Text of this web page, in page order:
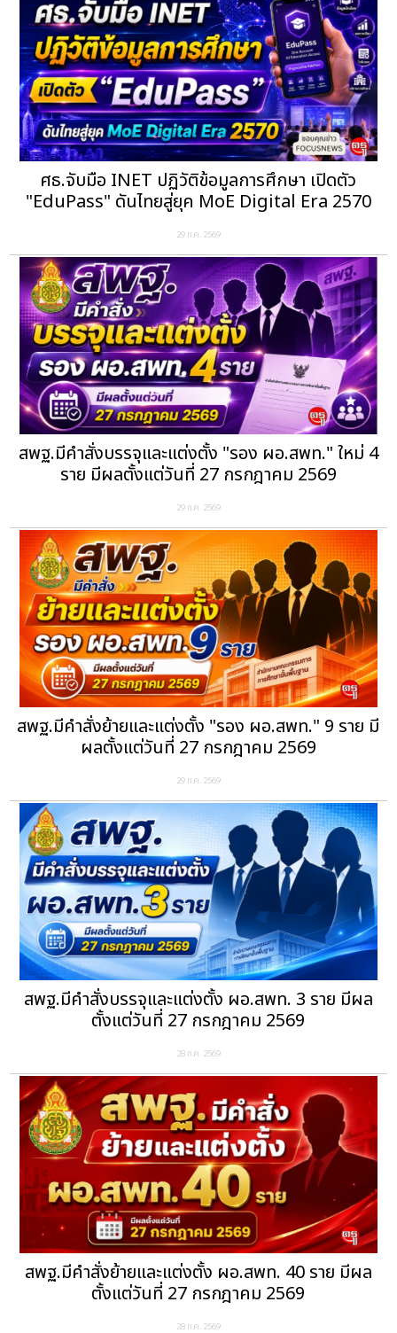
ศธ.จับมือ INET ปฏิวัติข้อมูลการศึกษา เปิดตัว
"EduPass" ดันไทยสู่ยุค MoE Digital Era 2570
29 ก.ค. 2569
สพฐ.มีคำสั่งบรรจุและแต่งตั้ง "รอง ผอ.สพท." ใหม่ 4
ราย มีผลตั้งแต่วันที่ 27 กรกฎาคม 2569
29 ก.ค. 2569
สพฐ.มีคำสั่งย้ายและแต่งตั้ง "รอง ผอ.สพท." 9 ราย มี
ผลตั้งแต่วันที่ 27 กรกฎาคม 2569
29 ก.ค. 2569
สพฐ.มีคำสั่งบรรจุและแต่งตั้ง ผอ.สพท. 3 ราย มีผล
ตั้งแต่วันที่ 27 กรกฎาคม 2569
28 ก.ค. 2569
สพฐ.มีคำสั่งย้ายและแต่งตั้ง ผอ.สพท. 40 ราย มีผล
ตั้งแต่วันที่ 27 กรกฎาคม 2569
28 ก.ค. 2569